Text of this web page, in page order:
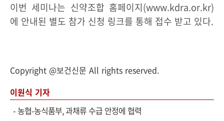
이번 세미나는 신약조합 홈페이지(www.kdra.or.kr)
에 안내된 별도 참가 신청 링크를 통해 접수 받고 있다.
Copyright @보건신문 All rights reserved.
이원식 기자
-농협-농식품부, 과채류 수급 안정에 협력